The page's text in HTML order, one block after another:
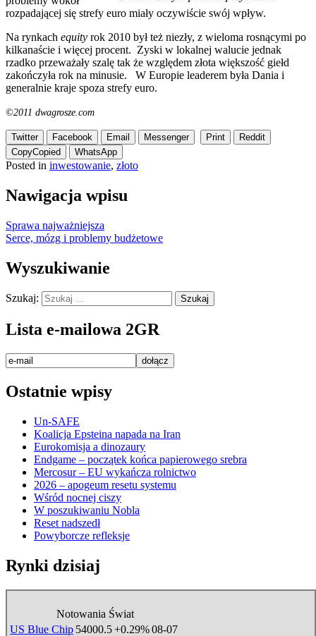
rozpadającej się strefy euro miały oczywiście swój wpływ.
Na rynkach equity rok 2010 był też niezły, z wieloma rosnącymi po
kilkanaście i więcej procent. Zyski w lokalnej walucie jednak
rzadko przeważały szalę tak że względem złota większość giełd
zakończyła rok na minusie. W Europie leaderem była Dania i
generalnie kraje spoza strefy euro.
©2011 dwagrosze.com
Twitter Facebook Email Messenger Print
Reddit
CopyCopied WhatsApp
Posted in inwestowanie, złoto
Nawigacja wpisu
Sprawa najważniejsza
Serce, mózg i problemy budżetowe
Wyszukiwanie
Szukaj:
Lista e-mailowa 2GR
Ostatnie wpisy
Un-SAFE
Koalicja Epsteina napada na Iran
Eurokomisja a dinozaury
Endgame – początek końca papierowego srebra
Mercosur – EU wykańcza rolnictwo
2026 – apogeum resetu systemu
Wśród nocnej ciszy
W poszukiwaniu Nobla
Reset nadszedł
Powyborcze refleksje
Rynki dzisiaj
Notowania Świat
US Blue Chip 54000.5+0.29%08-07